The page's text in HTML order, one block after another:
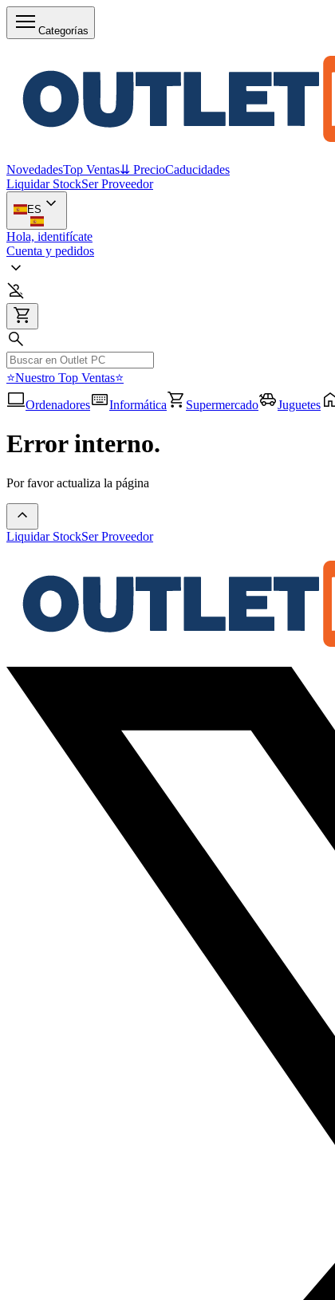
Categorías
NovedadesTop Ventas⇊ PrecioCaducidades
Liquidar StockSer Proveedor
ES
Hola, identifícate
Cuenta y pedidos
⭐Nuestro Top Ventas⭐
Ordenadores
Informática Supermercado Juguetes
Error interno.
Por favor actualiza la página
Liquidar StockSer Proveedor